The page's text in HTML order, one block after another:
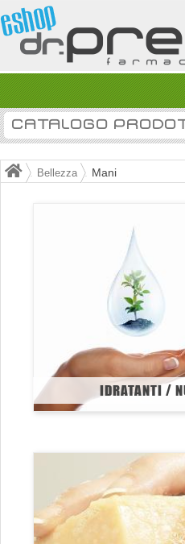
CATALOGO
Bellezza Mani
IDRATANTI /